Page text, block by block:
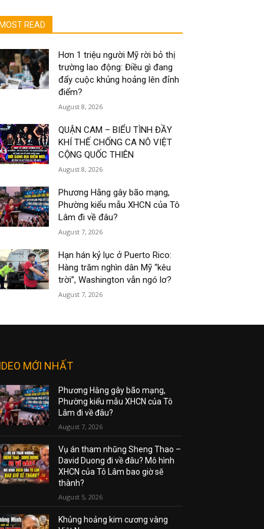
MOST READ
Hơn 1 triệu người Mỹ rời bỏ thị
trường lao động: Điều gì đang
đẩy cuộc khủng hoảng lên đỉnh
điểm?
August 8, 2026
QUẬN CAM – BIỂU TÌNH ĐẦY
KHÍ THẾ CHỐNG CA NÔ VIỆT
CỘNG QUỐC THIÊN
August 8, 2026
Phương Hằng gây bão mạng,
Phường kiểu mẫu XHCN của Tô
Lâm đi về đâu?
August 7, 2026
Hạn hán kỷ lục ở Puerto Rico:
Hàng trăm nghìn dân Mỹ “kêu
trời”, Washington vẫn ngó lơ?
August 7, 2026
MỚI NHẤT
Phương Hằng gây bão mạng,
Phường kiểu mẫu XHCN của Tô
Lâm đi về đâu?
August 7, 2026
Vụ án tham nhũng Sheng Thao –
David Duong đi về đâu? Mô hình
XHCN của Tô Lâm bao giờ sẽ
thành?
August 5, 2026
Khủng hoảng kim cương vàng